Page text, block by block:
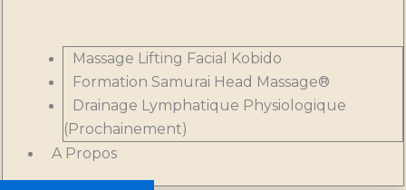
Massage Lifting Facial Kobido
Formation Samurai Head Massage®
Drainage Lymphatique Physiologique
(Prochainement)
A Propos